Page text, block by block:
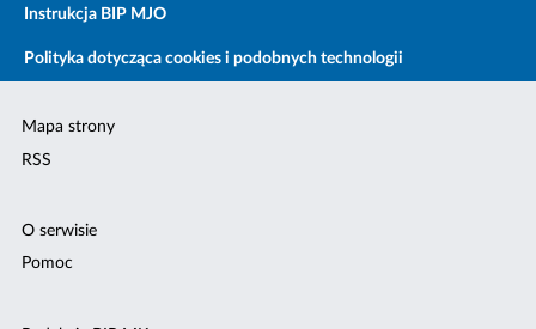
Instrukcja BIP MJO
Polityka dotycząca cookies i podobnych technologii
Mapa strony
RSS
O serwisie
Pomoc